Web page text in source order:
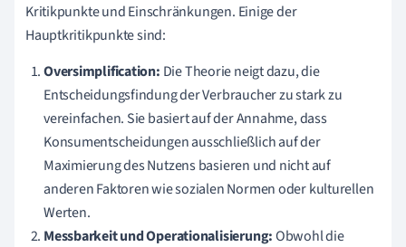
Kritikpunkte und Einschränkungen. Einige der
Hauptkritikpunkte sind:
Oversimplification: Die Theorie neigt dazu, die
Entscheidungsfindung der Verbraucher zu stark zu
vereinfachen. Sie basiert auf der Annahme, dass
Konsumentscheidungen ausschließlich auf der
Maximierung des Nutzens basieren und nicht auf
anderen Faktoren wie sozialen Normen oder kulturellen
Werten.
Messbarkeit und Operationalisierung:Obwohl die